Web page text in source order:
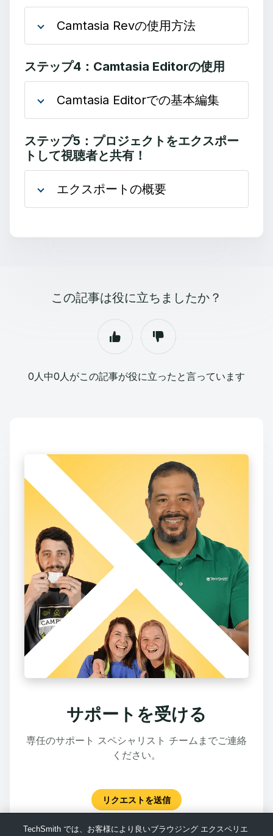
Camtasia Revの使用方法
ステップ4：Camtasia Editorの使用
Camtasia Editorでの基本編集
ステップ5：プロジェクトをエクスポー
トして視聴者と共有！
エクスポートの概要
この記事は役に立ちましたか？
0人中0人がこの記事が役に立ったと言っています
サポートを受ける
専任のサポート スペシャリスト チームまでご連絡
ください。
リクエストを送信
TechSmith では、お客様により良いブラウジング エクスペリエ